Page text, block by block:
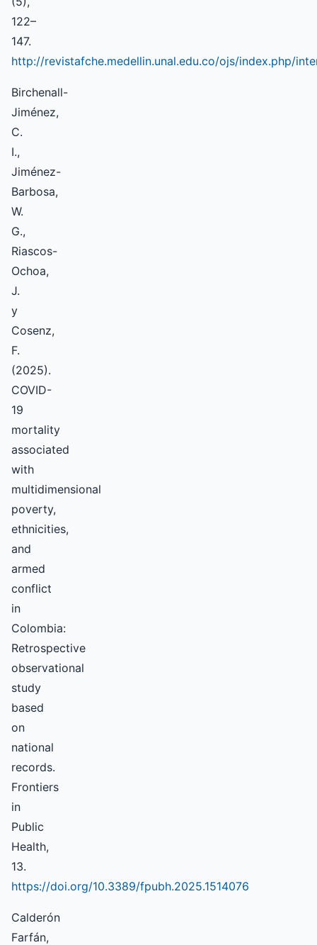
122–
147.
http://revistafche.medellin.unal.edu.co/ojs/index.php/
Birchenall-
Jiménez,
C.
I.,
Jiménez-
Barbosa,
W.
G.,
Riascos-
Ochoa,
J.
y
Cosenz,
F.
(2025).
COVID-
19
mortality
associated
with
multidimensional
poverty,
ethnicities,
and
armed
conflict
in
Colombia:
Retrospective
observational
study
based
on
national
records.
Frontiers
in
Public
Health,
13.
https://doi.org/10.3389/fpubh.2025.1514076
Calderón
Farfán,